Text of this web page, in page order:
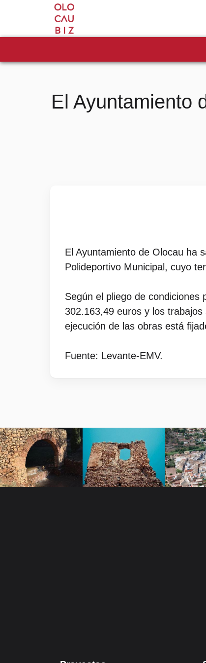
El Ayuntamiento
El Ayuntamiento de Olocau ha
Polideportivo Municipal, cuyo
Según el pliego de condiciones
302.163,49 euros y los
ejecución de las obras está
Fuente: Levante-EMV.